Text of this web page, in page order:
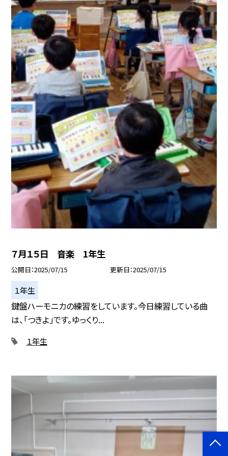
７月１５日 音楽 1年生
公開日 2025/07/15 更新日 2025/07/15
１年生
鍵盤ハーモニカの練習をしています。今日練習している曲
は、「つきよ」です。ゆっくり...
１年生